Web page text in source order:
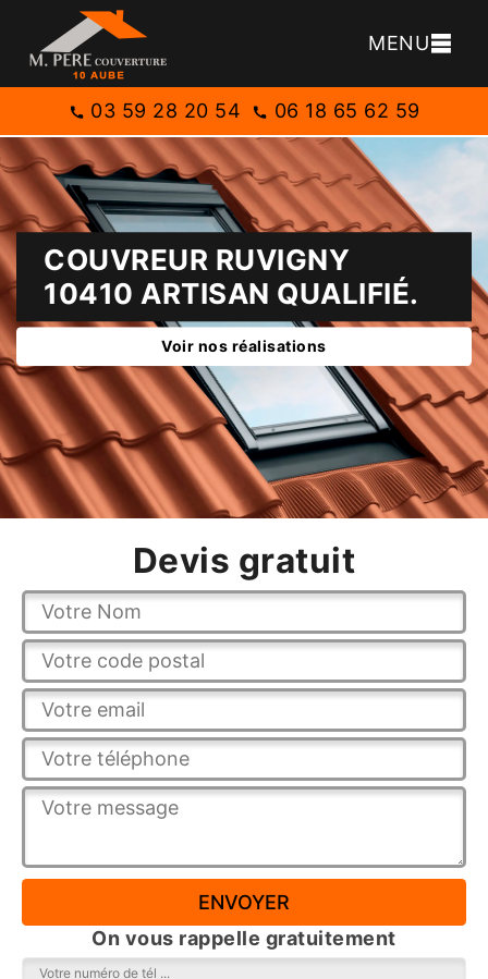
MENU
03 59 28 20 54 06 18 65 62 59
COUVREUR RUVIGNY
10410 ARTISAN QUALIFIÉ.
Voir nos réalisations
Devis gratuit
On vous rappelle gratuitement